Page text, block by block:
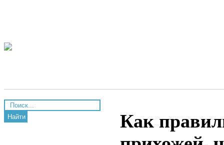
Найти
Как